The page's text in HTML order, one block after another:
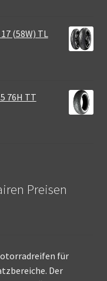
(58W) TL
76H TT
Preisen
für
Der